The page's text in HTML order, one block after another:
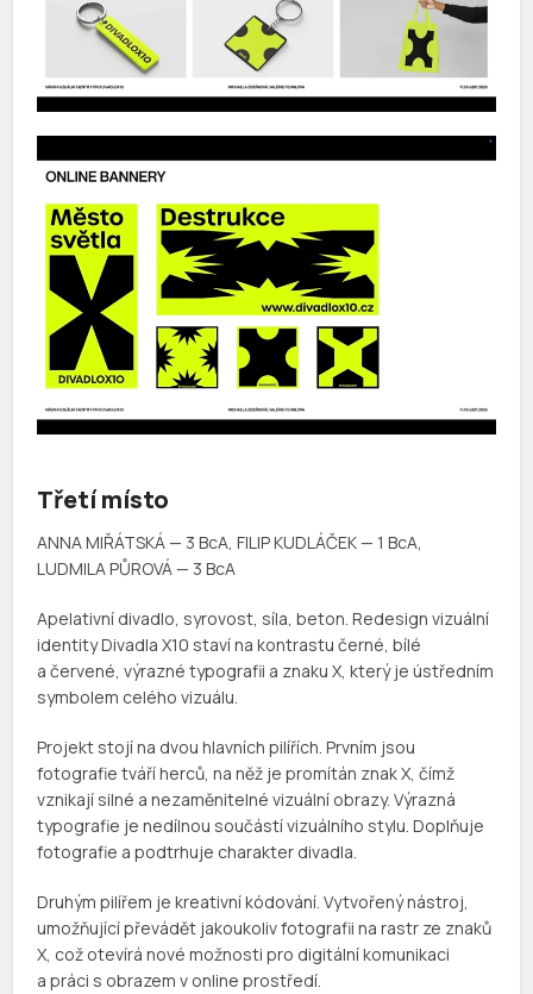
Třetí místo
ANNA MIŘÁTSKÁ — 3 BcA, FILIP KUDLÁČEK — 1 BcA,
LUDMILA PŮROVÁ — 3 BcA
Apelativní divadlo, syrovost, síla, beton. Redesign vizuální
identity Divadla X10 staví na kontrastu černé, bílé
a červené, výrazné typografii a znaku X, který je ústředním
symbolem celého vizuálu.
Projekt stojí na dvou hlavních pilířích. Prvním jsou
fotografie tváří herců, na něž je promítán znak X, čímž
vznikají silné a nezaměnitelné vizuální obrazy. Výrazná
typografie je nedílnou součástí vizuálního stylu. Doplňuje
fotografie a podtrhuje charakter divadla.
Druhým pilířem je kreativní kódování. Vytvořený nástroj,
umožňující převádět jakoukoliv fotografii na rastr ze znaků
X, což otevírá nové možnosti pro digitální komunikaci
a práci s obrazem v online prostředí.